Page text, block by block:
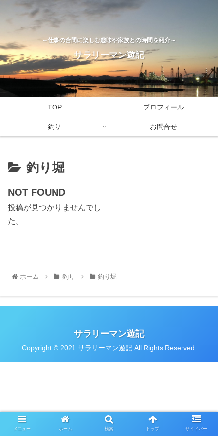
～仕事の合間に楽しむ趣味や家族との時間を紹介～
サラリーマン遊記
TOP プロフィール
釣り お問合せ
釣り堀
NOT FOUND
投稿が見つかりませんでし
た。
ホーム 釣り 釣り堀
サラリーマン遊記
Copyright © 2021 サラリーマン遊記 All Rights Reserved.
メニュー ホーム 検索 トップ サイドバー